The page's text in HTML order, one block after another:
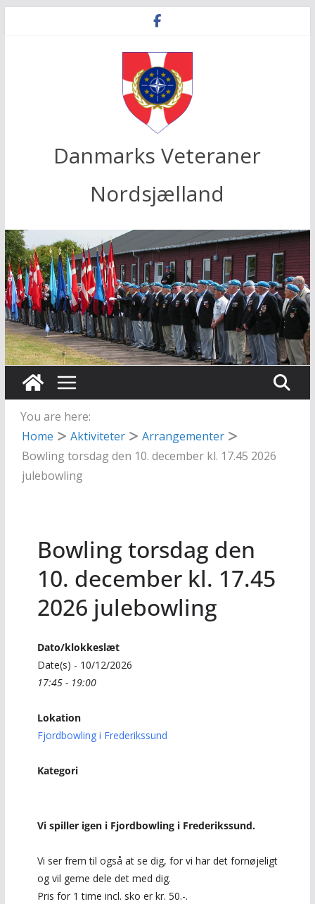
Danmarks Veteraner
Nordsjælland
You are here:
Home
Aktiviteter
Arrangementer
Bowling torsdag den 10. december kl. 17.45 2026
julebowling
Bowling torsdag den
10. december kl. 17.45
2026 julebowling
Dato/klokkeslæt
Date(s) - 10/12/2026
17:45 - 19:00
Lokation
Fjordbowling i Frederikssund
Kategori
Vi spiller igen i Fjordbowling i Frederikssund.
Vi ser frem til også at se dig, for vi har det fornøjeligt
og vil gerne dele det med dig.
Pris for 1 time incl. sko er kr. 50.-.